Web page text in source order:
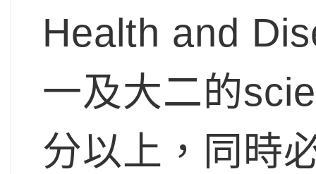
Health and
一及大二的
分以上，同時